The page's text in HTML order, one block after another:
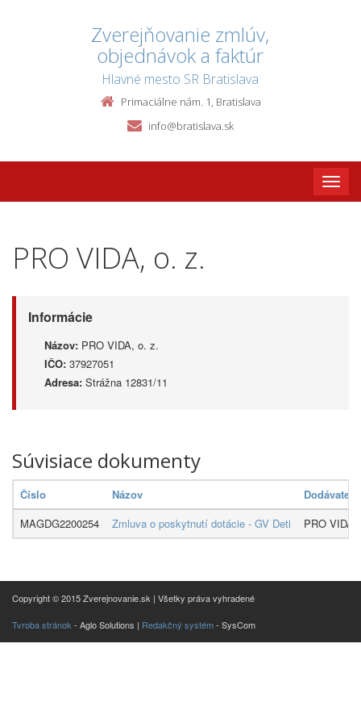
Zverejňovanie zmlúv,
objednávok a faktúr
Hlavné mesto SR Bratislava
Primaciálne nám. 1, Bratislava
info@bratislava.sk
Toggle
PRO VIDA, o. z.
Informácie
Názov: PRO VIDA, o. z.
IČO: 37927051
Adresa: Strážna 12831/11
Súvisiace dokumenty
Číslo Názov
Dodávateľ
MAGDG2200254
Zmluva o poskytnutí dotácie - GV Deti PRO
Copyright © 2015 Zverejnovanie.sk | Všetky práva vyhradené
Tvroba stránok - Aglo Solutions | Redakčný systém- SysCom